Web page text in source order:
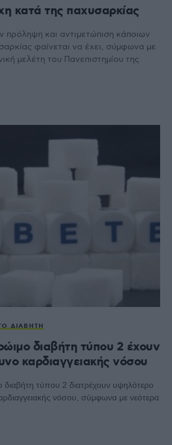
κατά της παχυσαρκίας
πρόληψη και αντιμετώπιση κάποιων
φαίνεται να έχει, σύμφωνα με
μελέτη του Πανεπιστημίου της
ΔΙΑΒΉΤΗ
διαβήτη τύπου 2 έχουν
καρδιαγγειακής νόσου
διαβήτη τύπου 2 διατρέχουν υψηλότερο
νόσου, σύμφωνα με νεότερα